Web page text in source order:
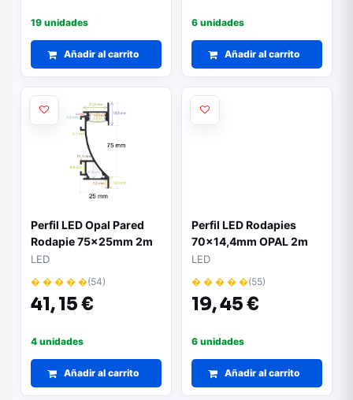
19 unidades
Añadir al carrito
6 unidades
Añadir al carrito
Perfil LED Opal Pared
Rodapie 75x25mm 2m
LED
� � � � �(54)
41,15 €
4 unidades
Añadir al carrito
Perfil LED Rodapies
70x14,4mm OPAL 2m
LED
� � � � �(55)
19,45 €
6 unidades
Añadir al carrito